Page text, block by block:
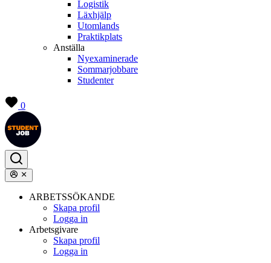
Logistik
Läxhjälp
Utomlands
Praktikplats
Anställa
Nyexaminerade
Sommarjobbare
Studenter
0
ARBETSSÖKANDE
Skapa profil
Logga in
Arbetsgivare
Skapa profil
Logga in